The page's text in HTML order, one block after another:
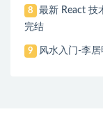
8
最新 React 技
完结
9 风水入门-李